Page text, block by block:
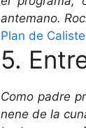
antemano.
Plan de
5.
Como padre
nene de la